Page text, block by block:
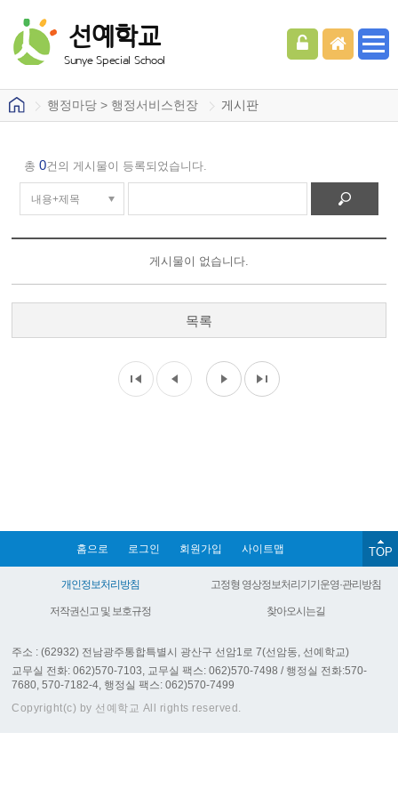
선예학교
Sunye Special School
행정마당 > 행정서비스헌장 게시판
총0건의 게시물이 등록되었습니다.
게시물이 없습니다.
목록
홈으로 로그인 회원가입 사이트맵 TOP
개인정보처리방침 고정형 영상정보처리기기운영·관리방침
저작권신고 및 보호규정 찾아오시는길
주소 : (62932) 전남광주통합특별시 광산구 선암1로 7(선암동, 선예학교)
교무실 전화: 062)570-7103, 교무실 팩스: 062)570-7498 / 행정실 전화:570-
7680, 570-7182-4, 행정실 팩스: 062)570-7499
Copyright(c) by 선예학교 All rights reserved.